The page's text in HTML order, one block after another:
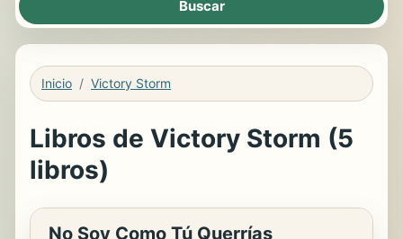
Inicio Victory Storm
Libros de Victory Storm (5
libros)
No Soy Como Tú Querrías